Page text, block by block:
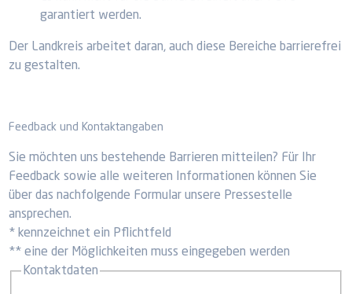
garantiert werden.
Der Landkreis arbeitet daran, auch diese Bereiche barrierefrei
zu gestalten.
Feedback und Kontaktangaben
Sie möchten uns bestehende Barrieren mitteilen? Für Ihr
Feedback sowie alle weiteren Informationen können Sie
über das nachfolgende Formular unsere Pressestelle
ansprechen.
* kennzeichnet ein Pflichtfeld
** eine der Möglichkeiten muss eingegeben werden
Kontaktdaten